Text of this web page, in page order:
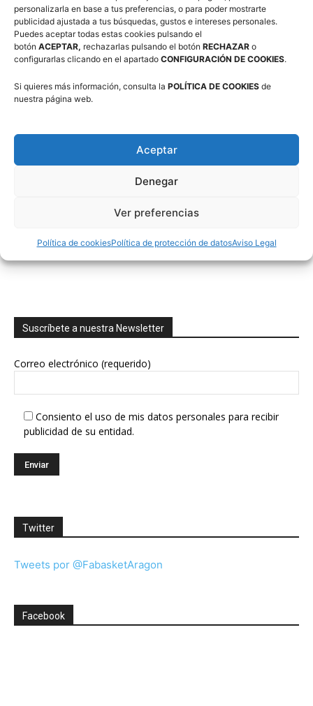
personalizarla en base a tus preferencias, o para poder mostrarte
publicidad ajustada a tus búsquedas, gustos e intereses personales.
Puedes aceptar todas estas cookies pulsando el
botón ACEPTAR, rechazarlas pulsando el botón RECHAZAR o
configurarlas clicando en el apartado CONFIGURACIÓN DE COOKIES.
Si quieres más información, consulta la POLÍTICA DE COOKIES de
nuestra página web.
Aceptar
Denegar
Ver preferencias
Política de cookiesPolítica de protección de datosAviso Legal
Comité de Árbitros (CAAB)
Campus Baloncesto Villanúa 2026
Suscríbete a nuestra Newsletter
Correo electrónico (requerido)
Consiento el uso de mis datos personales para recibir
publicidad de su entidad.
Twitter
Tweets por @FabasketAragon
Facebook